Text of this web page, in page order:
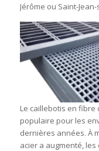
Jérôme ou Saint-
Le caillebotis en
populaire pour les
dernières années. À
acier a augmenté,